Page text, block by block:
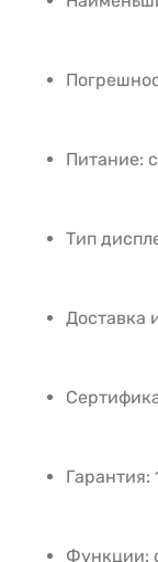
Питание:
Тип
Доставка
Гарантия:
Функции: